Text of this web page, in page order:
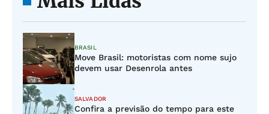
BRASIL
Move Brasil: motoristas com nome sujo
devem usar Desenrola antes
SALVADOR
Confira a previsão do tempo para este